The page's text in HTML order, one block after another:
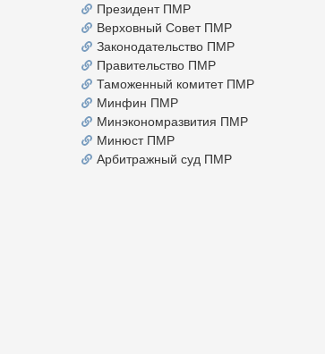
Президент ПМР
Верховный Совет ПМР
Законодательство ПМР
Правительство ПМР
Таможенный комитет ПМР
Минфин ПМР
Минэкономразвития ПМР
Минюст ПМР
Арбитражный суд ПМР